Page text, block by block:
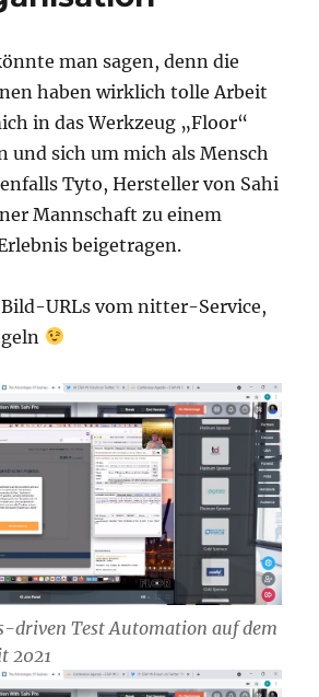
man sagen, denn die
haben wirklich tolle Arbeit
in das Werkzeug „Floor“
und sich um mich als Mensch
Tyto, Hersteller von Sahi
Mannschaft zu einem
beigetragen.
URLs vom nitter-Service,
driven Test Automation auf dem
2021